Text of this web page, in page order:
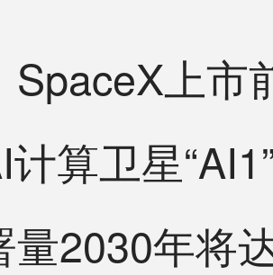
上市前
计算卫星
量2030年将